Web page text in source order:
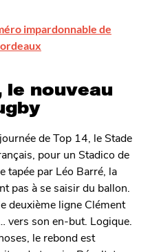
impardonnable de
le nouveau
de Top 14, le Stade
pour un Stadico de
tapée par Léo Barré, la
pas à se saisir du ballon.
deuxième ligne Clément
vers son en-but. Logique.
le rebond est